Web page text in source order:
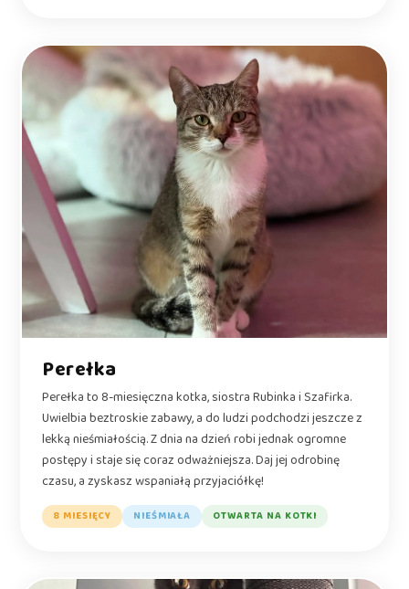
Perełka
Perełka to 8-miesięczna kotka, siostra Rubinka i Szafirka.
Uwielbia beztroskie zabawy, a do ludzi podchodzi jeszcze z
lekką nieśmiałością. Z dnia na dzień robi jednak ogromne
postępy i staje się coraz odważniejsza. Daj jej odrobinę
czasu, a zyskasz wspaniałą przyjaciółkę!
8 MIESIĘCY NIEŚMIAŁA OTWARTA NA KOTKI